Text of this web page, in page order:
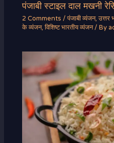
पंजाबी स्टाइल दाल मखनी
2 Comments /पंजाबी व्यंजन,उत्तर
के व्यंजन,विशिष्ट भारतीय व्यंजन/ By